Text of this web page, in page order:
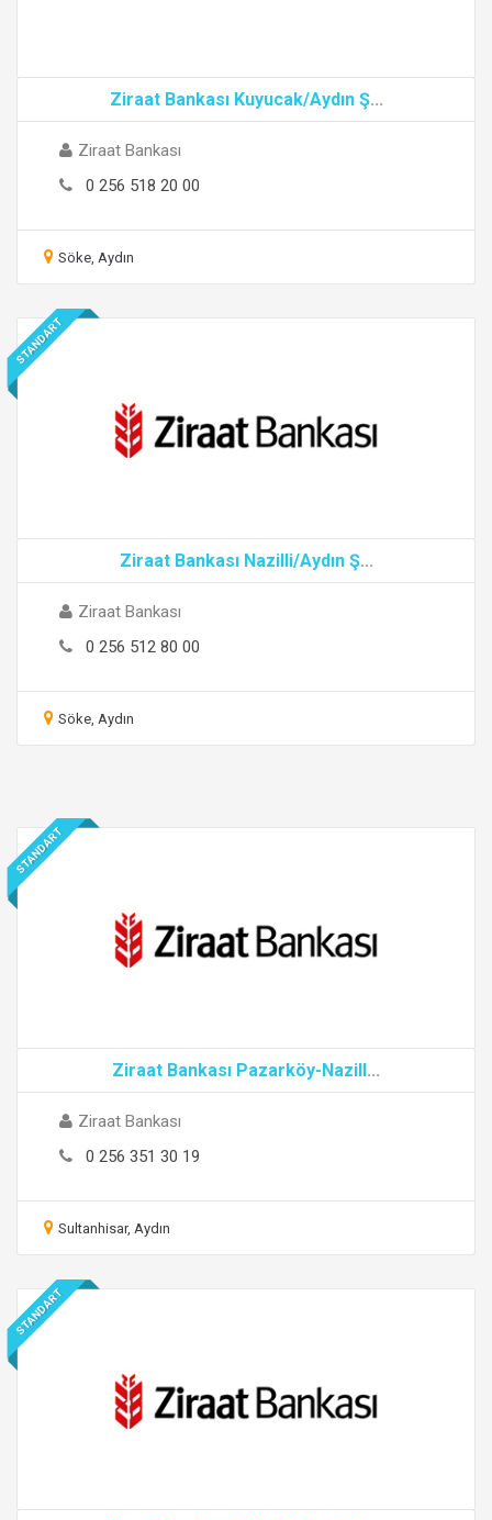
Ziraat Bankası Kuyucak/Aydın Ş...
Ziraat Bankası
0 256 518 20 00
Söke, Aydın
STANDART
Ziraat Bankası Nazilli/Aydın Ş...
Ziraat Bankası
0 256 512 80 00
Söke, Aydın
STANDART
Ziraat Bankası Pazarköy-Nazill ...
Ziraat Bankası
0 256 351 30 19
Sultanhisar, Aydın
STANDART